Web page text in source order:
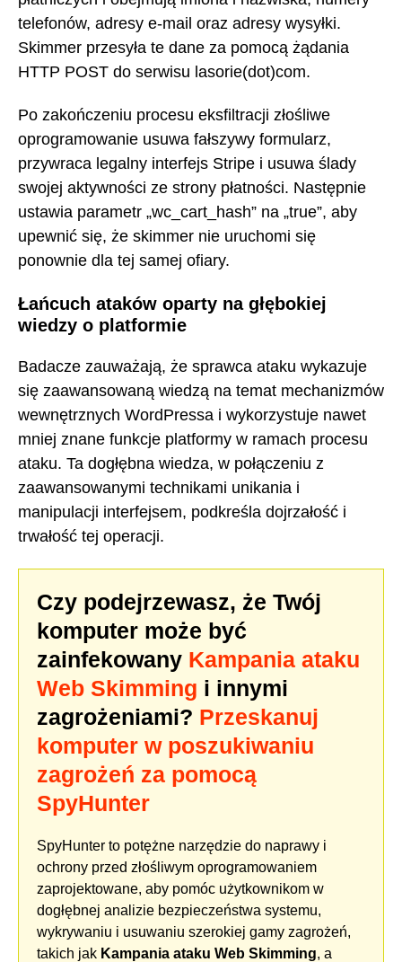
telefonów, adresy e-mail oraz adresy wysyłki.
Skimmer przesyła te dane za pomocą żądania
HTTP POST do serwisu lasorie(dot)com.
Po zakończeniu procesu eksfiltracji złośliwe
oprogramowanie usuwa fałszywy formularz,
przywraca legalny interfejs Stripe i usuwa ślady
swojej aktywności ze strony płatności. Następnie
ustawia parametr „wc_cart_hash” na „true”, aby
upewnić się, że skimmer nie uruchomi się
ponownie dla tej samej ofiary.
Łańcuch ataków oparty na głębokiej
wiedzy o platformie
Badacze zauważają, że sprawca ataku wykazuje
się zaawansowaną wiedzą na temat mechanizmów
wewnętrznych WordPressa i wykorzystuje nawet
mniej znane funkcje platformy w ramach procesu
ataku. Ta dogłębna wiedza, w połączeniu z
zaawansowanymi technikami unikania i
manipulacji interfejsem, podkreśla dojrzałość i
trwałość tej operacji.
Czy podejrzewasz, że Twój
komputer może być
zainfekowany Kampania ataku
Web Skimming i innymi
zagrożeniami? Przeskanuj
komputer w poszukiwaniu
zagrożeń za pomocą
SpyHunter
SpyHunter to potężne narzędzie do naprawy i
ochrony przed złośliwym oprogramowaniem
zaprojektowane, aby pomóc użytkownikom w
dogłębnej analizie bezpieczeństwa systemu,
wykrywaniu i usuwaniu szerokiej gamy zagrożeń,
takich jak Kampania ataku Web Skimming, a